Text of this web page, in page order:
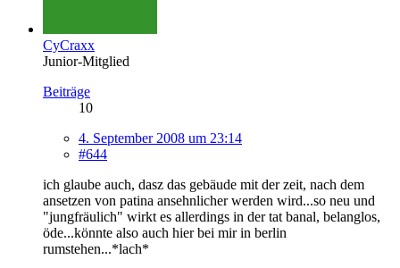
CyCraxx
Junior-Mitglied
Beiträge
10
4. September 2008 um 23:14
#644
ich glaube auch, dasz das gebäude mit der zeit, nach dem
ansetzen von patina ansehnlicher werden wird...so neu und
"jungfräulich" wirkt es allerdings in der tat banal, belanglos,
öde...könnte also auch hier bei mir in berlin
rumstehen...*lach*